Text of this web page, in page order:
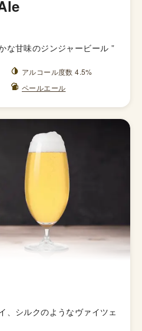
な甘味のジンジャービール ”
アルコール度数 4.5%
ペールエール
、シルクのようなヴァイツェ